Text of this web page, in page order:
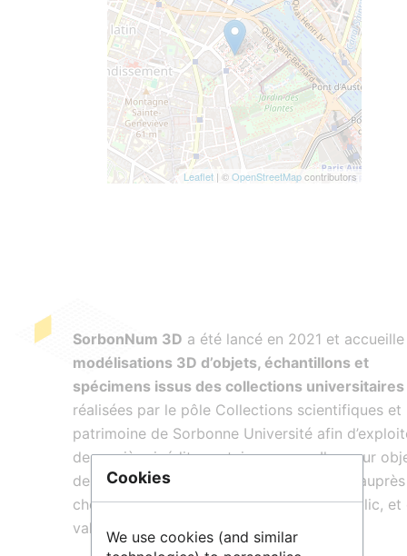
Leaflet | ©OpenStreetMapcontributors
SorbonNum 3D a été lancé en 2021 et
modélisations 3D d’objets, échantillons et
spécimens issus des collections universitaires
réalisées par le pôle Collections scientifiques et
patrimoine de Sorbonne Université afin
de manière inédite certains corpus. Il a pour
de diffuser les
chercheurs, des étudiants et du grand public, et
valoriser leur potentiel scientifique.
Cookies
We use cookies (and similar